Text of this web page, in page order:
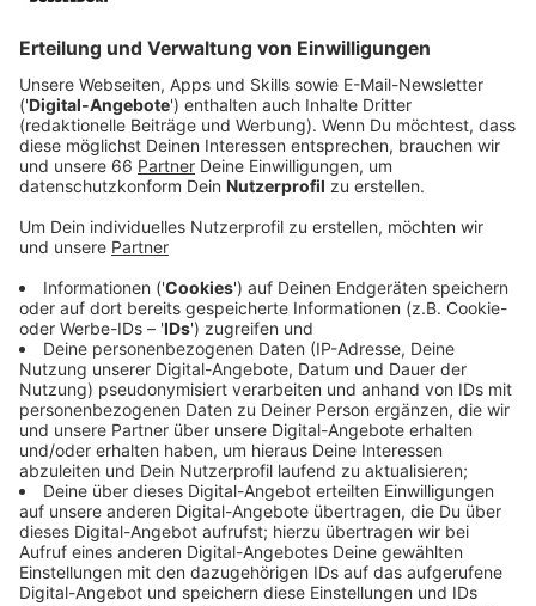
Anzeige
Umleitungen für Theodor-Heuss-Brücke
werden vorbereitet
Anzeige
Wenn die Heuss-Brücke nicht zur Verfügung stehen
würde, müsste der Verkehr über die benachbarten
Rheinbrücken umgeleitet werden. Die Stadt arbeitet
laut Kral aber im Moment an weiteren Konzepten, um
den Verkehr im Bedarfsfall großräumig umzuleiten.
Anzeige
Neubau der Theodor-Heuss-Brücke wird